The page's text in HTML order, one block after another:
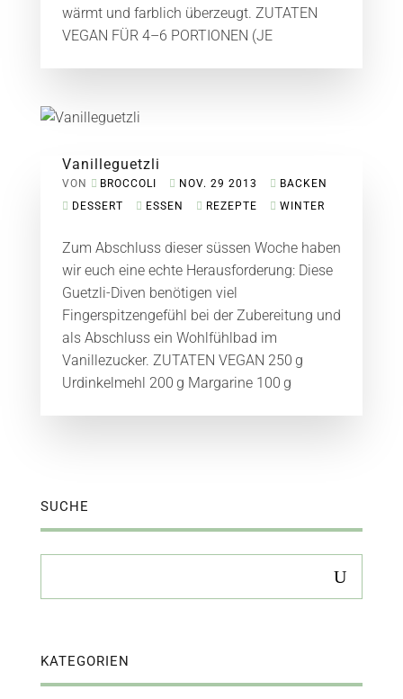
wärmt und farblich überzeugt. ZUTATEN
VEGAN FÜR 4–6 PORTIONEN (JE
Vanilleguetzli
VON BROCCOLI NOV. 29 2013
BACKEN
DESSERT
ESSEN REZEPTE WINTER
Zum Abschluss dieser süssen Woche haben
wir euch eine echte Herausforderung: Diese
Guetzli-Diven benötigen viel
Fingerspitzengefühl bei der Zubereitung und
als Abschluss ein Wohlfühlbad im
Vanillezucker. ZUTATEN VEGAN 250 g
Urdinkelmehl 200 g Margarine 100 g
SUCHE
KATEGORIEN